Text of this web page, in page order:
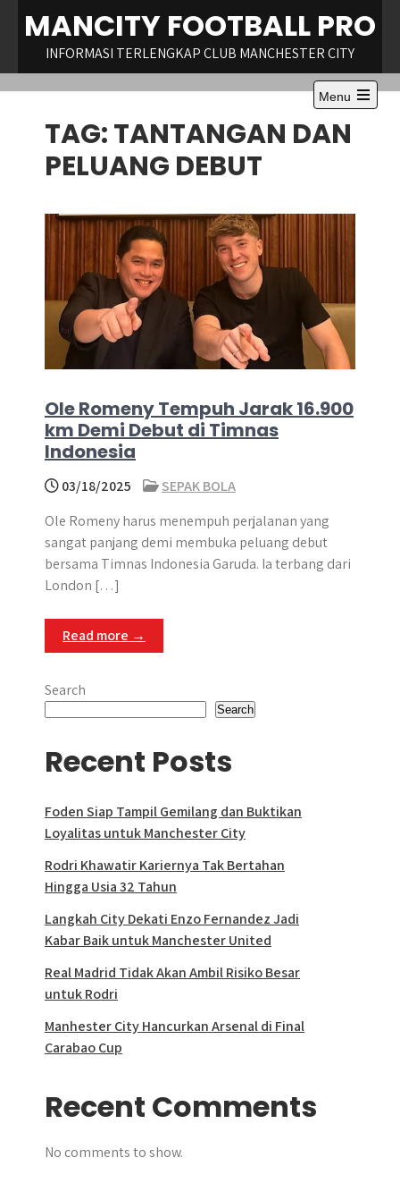
content
MANCITY FOOTBALL PRO
INFORMASI TERLENGKAP CLUB MANCHESTER CITY
Menu
Open
the
main
TAG:TANTANGAN DAN
PELUANG DEBUT
Ole Romeny Tempuh Jarak 16.900
km Demi Debut di Timnas
Indonesia
03/18/2025
SEPAK BOLA
Ole Romeny harus menempuh perjalanan yang
sangat panjang demi membuka peluang debut
bersama Timnas Indonesia Garuda. Ia terbang dari
London […]
Read more →
Search
Search
Recent Posts
Foden Siap Tampil Gemilang dan Buktikan
Loyalitas untuk Manchester City
Rodri Khawatir Kariernya Tak Bertahan
Hingga Usia 32 Tahun
Langkah City Dekati Enzo Fernandez Jadi
Kabar Baik untuk Manchester United
Real Madrid Tidak Akan Ambil Risiko Besar
untuk Rodri
Manhester City Hancurkan Arsenal di Final
Carabao Cup
Recent Comments
No comments to show.